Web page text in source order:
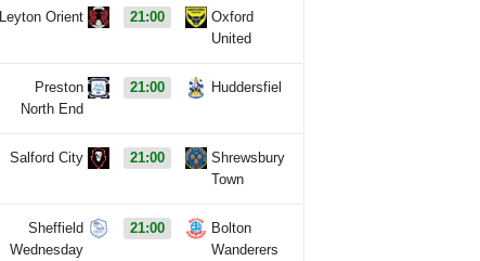
Leyton Orient 21:00
Oxford
United
Preston
North End
21:00 Huddersfiel
Salford City 21:00
Shrewsbury
Town
Sheffield
Wednesday
21:00
Bolton
Wanderers